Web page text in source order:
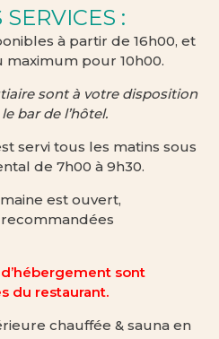
:
à partir de 16h00, et
pour 10h00.
sont à votre disposition
bar de l’hôtel.
servi tous les matins sous
de 7h00 à 9h30.
est ouvert,
sont
du restaurant.
chauffée & sauna en